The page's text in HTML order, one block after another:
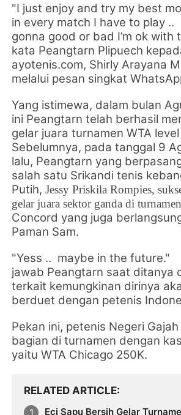
"I just enjoy and try my best
in every match I have to play ..
gonna good or bad I’m ok with
kata Peangtarn Plipuech
ayotenis.com, Shirly Arayana
melalui pesan singkat
Yang istimewa, dalam bulan
ini Peangtarn telah berhasil
gelar juara turnamen WTA level
Sebelumnya, pada tanggal 9
lalu, Peangtarn yang
salah satu Srikandi tenis
Putih,Jessy Priskila Rompies,
gelar juara sektor ganda di
Concord yang juga
Paman Sam.
"Yess .. maybe in the future."
jawab Peangtarn saat ditanya
terkait kemungkinan dirinya
berduet dengan petenis
Pekan ini, petenis Negeri
bagian di turnamen dengan
yaitu WTA Chicago 250K.
RELATED ARTICLE
Eci Sapu Bersih Gelar